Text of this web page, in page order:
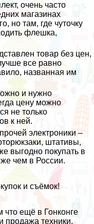
очень часто
магазинах
но там, где чуточку
флешка,
товар без цен,
все равно
названная им
и нужно
цену можно
не только
к ней.
электроники –
штативы,
выгодно покупать в
чем в России.
и съёмок!
ещё в Гонконге
продажа техники.